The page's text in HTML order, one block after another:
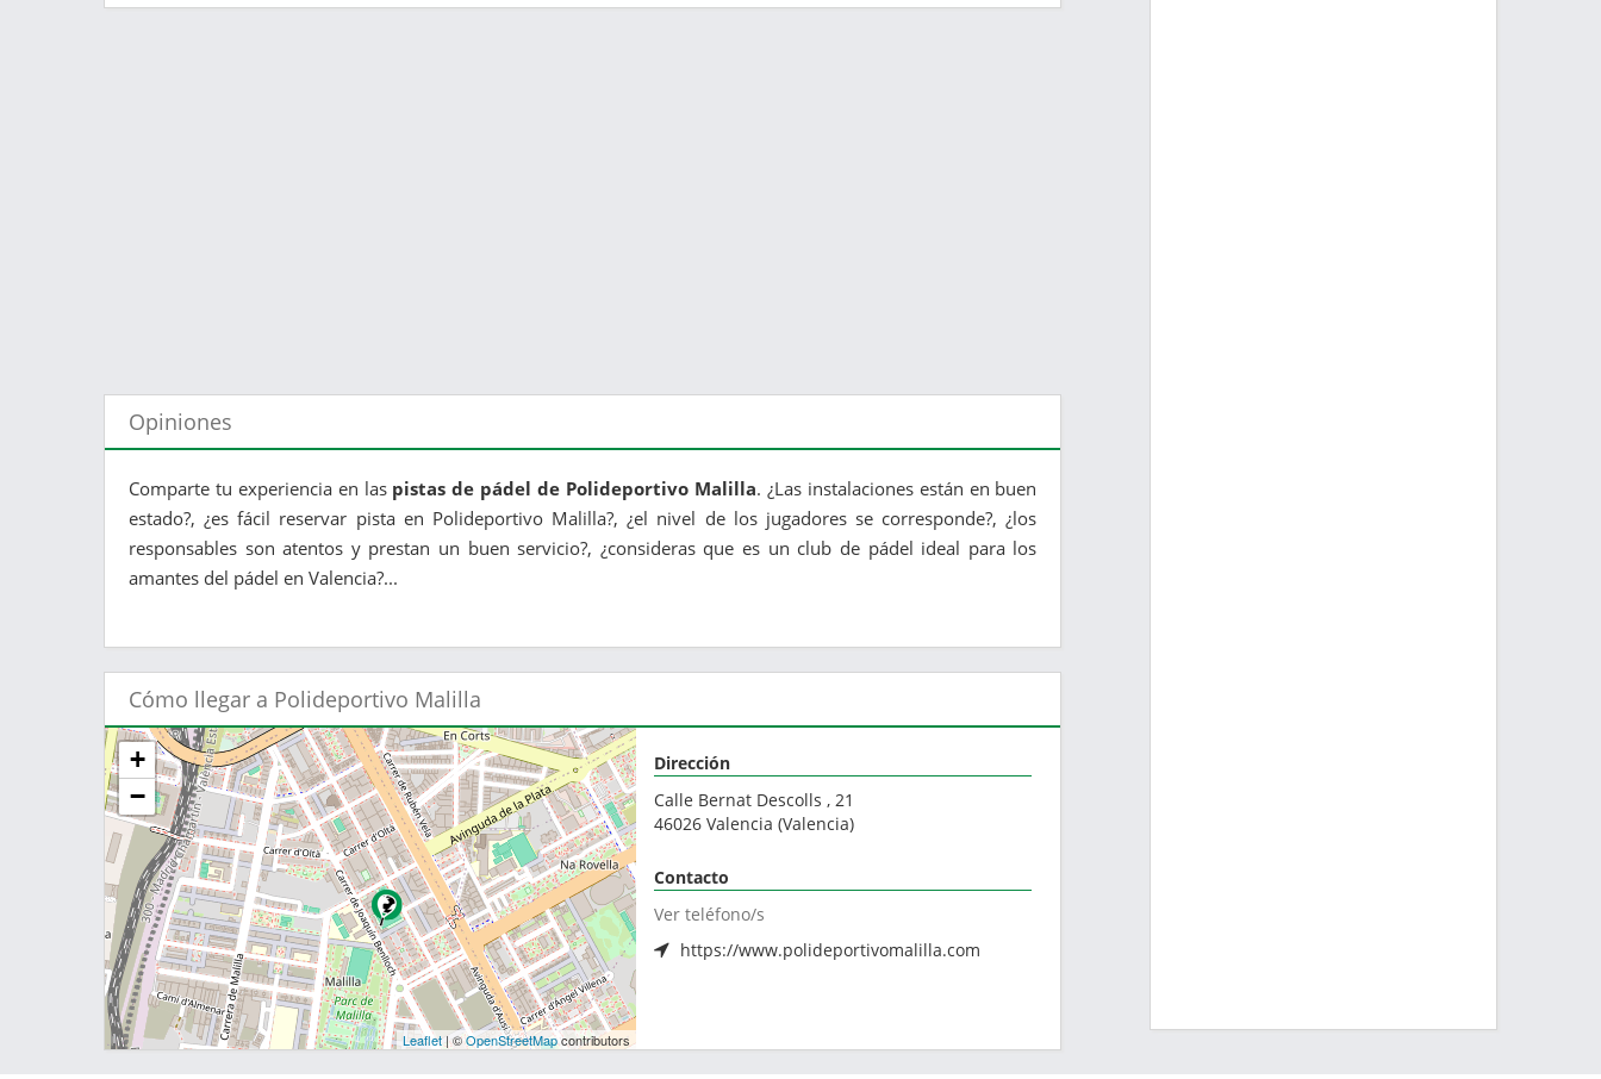
Opiniones
Comparte tu experiencia en las pistas de pádel de Polideportivo Malilla. ¿Las instalaciones están en buen
estado?, ¿es fácil reservar pista en Polideportivo Malilla?, ¿el nivel de los jugadores se corresponde?, ¿los
responsables son atentos y prestan un buen servicio?, ¿consideras que es un club de pádel ideal para los
amantes del pádel en Valencia?...
Cómo llegar a Polideportivo Malilla
+
−
Leaflet | ©OpenStreetMapcontributors
Dirección
Calle Bernat Descolls , 21
46026 Valencia (Valencia)
Contacto
Ver teléfono/s
https://www.polideportivomalilla.com